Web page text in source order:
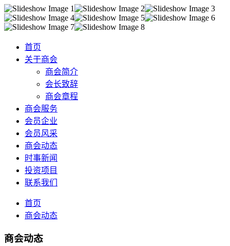
首页
关于商会
商会简介
会长致辞
商会章程
商会服务
会员企业
会员风采
商会动态
时事新闻
投资项目
联系我们
首页
商会动态
商会动态